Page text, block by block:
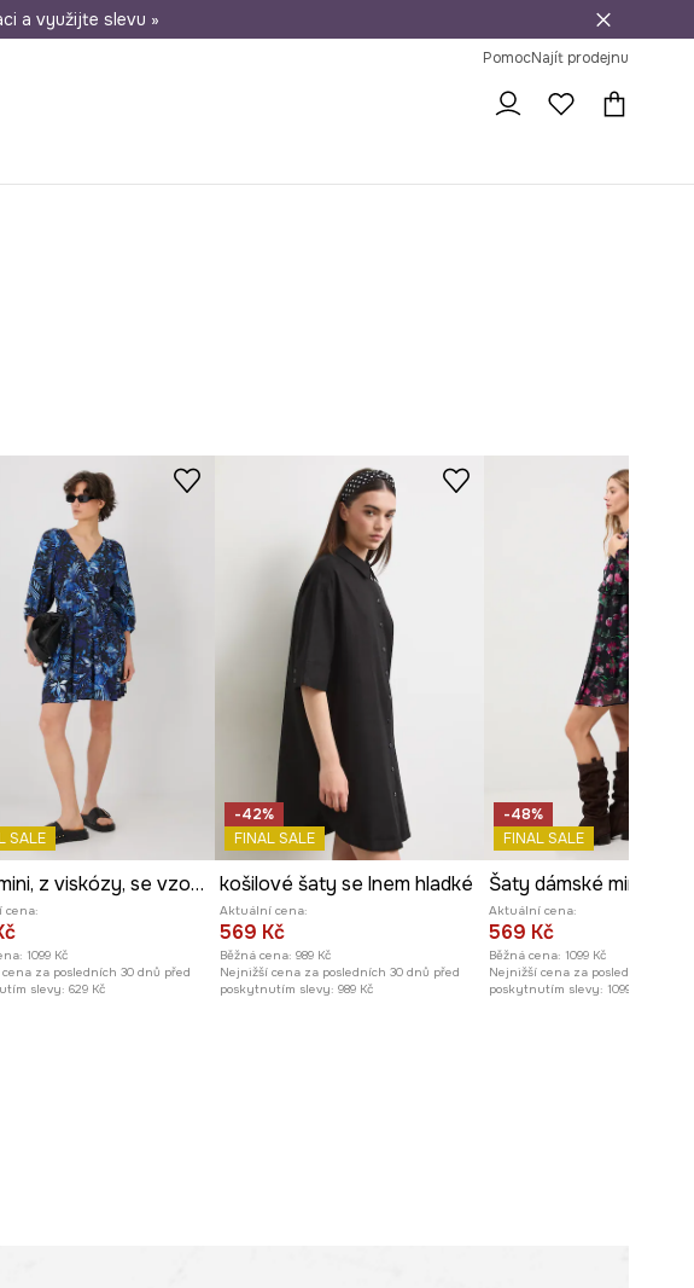
30 dní na vrácení zboží
a využijte slevu »
PomocNajít prodejnu
SALE
Šaty mini, z viskózy, se vzorem černá barva
cena:
1099 Kč
za posledních 30 dnů před
slevy: 629 Kč
-42%
FINAL SALE
košilové šaty se lnem hladké
Aktuální cena:
569 Kč
Běžná cena: 989 Kč
Nejnižší cena za posledních 30 dnů před
poskytnutím slevy: 989 Kč
-48%
FINAL SALE
Šaty dámské mini s
Aktuální cena:
569 Kč
Běžná cena: 1099 Kč
Nejnižší cena za posledních 30
poskytnutím slevy: 1099 Kč